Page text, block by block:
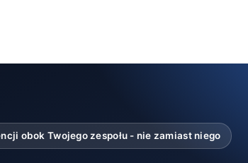
obok Twojego zespołu - nie zamiast niego